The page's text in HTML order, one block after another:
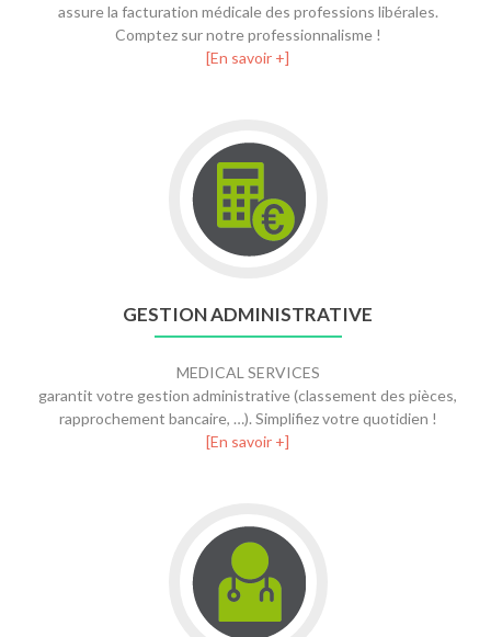
assure la facturation médicale des professions libérales.
Comptez sur notre professionnalisme !
[En savoir +]
GESTION ADMINISTRATIVE
MEDICAL SERVICES
garantit votre gestion administrative (classement des pièces,
rapprochement bancaire, …). Simplifiez votre quotidien !
[En savoir +]